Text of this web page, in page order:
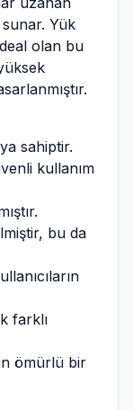
sunar. Yük
olan bu
sahiptir.
kullanım
bu da
farklı
ömürlü bir